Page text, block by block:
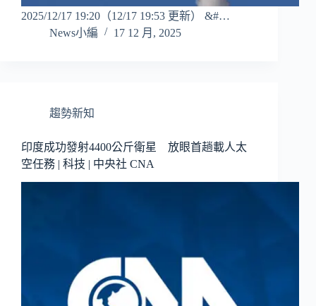
2025/12/17 19:20（12/17 19:53 更新） &#…
News小編
17 12 月, 2025
趨勢新知
印度成功發射4400公斤衛星 放眼首趟載人太
空任務 | 科技 | 中央社 CNA